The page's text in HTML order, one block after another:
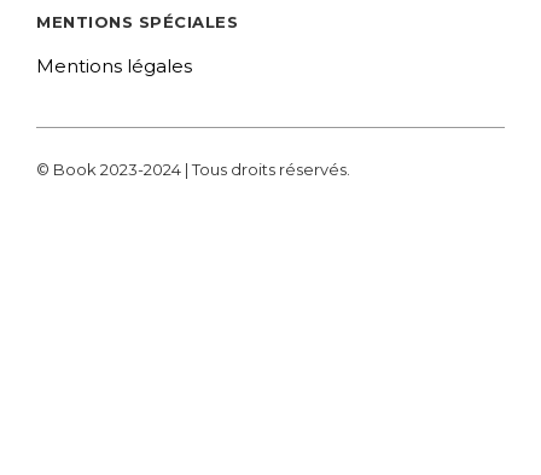
MENTIONS SPÉCIALES
Mentions légales
© Book 2023-2024 | Tous droits réservés.